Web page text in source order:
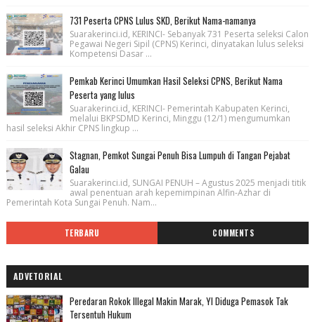
731 Peserta CPNS Lulus SKD, Berikut Nama-namanya
Suarakerinci.id, KERINCI- Sebanyak 731 Peserta seleksi Calon
Pegawai Negeri Sipil (CPNS) Kerinci, dinyatakan lulus seleksi
Kompetensi Dasar ...
Pemkab Kerinci Umumkan Hasil Seleksi CPNS, Berikut Nama
Peserta yang lulus
Suarakerinci.id, KERINCI- Pemerintah Kabupaten Kerinci,
melalui BKPSDMD Kerinci, Minggu (12/1) mengumumkan
hasil seleksi Akhir CPNS lingkup ...
Stagnan, Pemkot Sungai Penuh Bisa Lumpuh di Tangan Pejabat
Galau
Suarakerinci.id, SUNGAI PENUH – Agustus 2025 menjadi titik
awal penentuan arah kepemimpinan Alfin-Azhar di
Pemerintah Kota Sungai Penuh. Nam...
TERBARU COMMENTS
ADVETORIAL
Peredaran Rokok Illegal Makin Marak, YI Diduga Pemasok Tak
Tersentuh Hukum